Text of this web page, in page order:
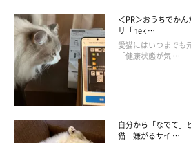
【獣医師解説】飼い主さん
きっちり打ち返す
＜PR＞おうちでか
リ「nek …
愛猫にはいつまでも
「健康状態が気 …
自分から「なでて」
猫 嫌がるサイ …